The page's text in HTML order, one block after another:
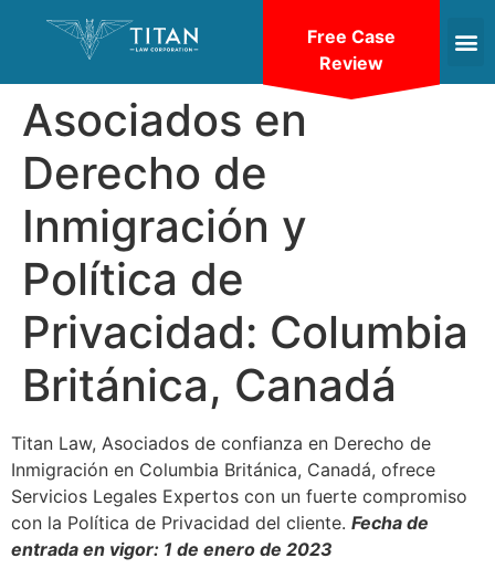
Asociados en
Derecho de
Inmigración y
Política de
Privacidad: Columbia
Británica, Canadá
Titan Law, Asociados de confianza en Derecho de
Inmigración en Columbia Británica, Canadá, ofrece
Servicios Legales Expertos con un fuerte compromiso
con la Política de Privacidad del cliente. Fecha de
entrada en vigor: 1 de enero de 2023
Free Case
Review